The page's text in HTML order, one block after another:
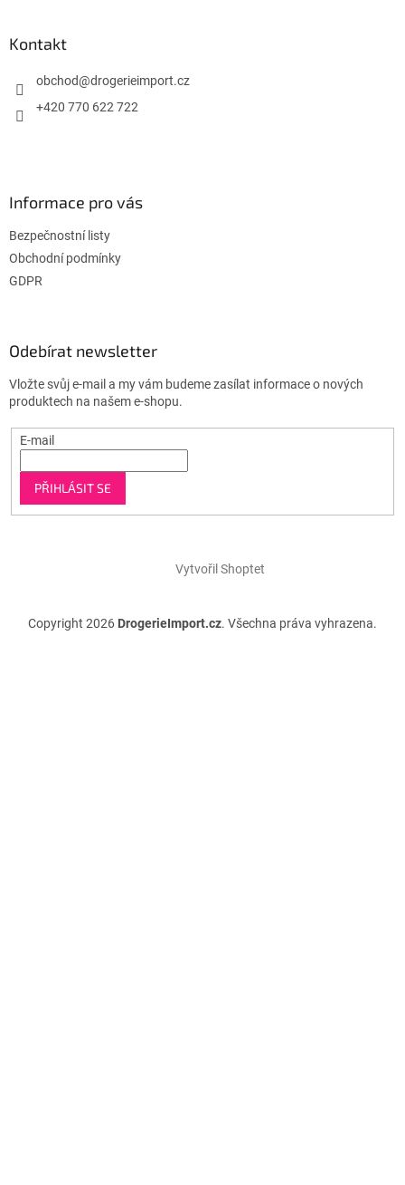
Kontakt
obchod@drogerieimport.cz
+420 770 622 722
Informace pro vás
Bezpečnostní listy
Obchodní podmínky
GDPR
Odebírat newsletter
Vložte svůj e-mail a my vám budeme zasílat informace o nových
produktech na našem e-shopu.
E-mail
PŘIHLÁSIT SE
Vytvořil Shoptet
Copyright 2026 DrogerieImport.cz. Všechna práva vyhrazena.